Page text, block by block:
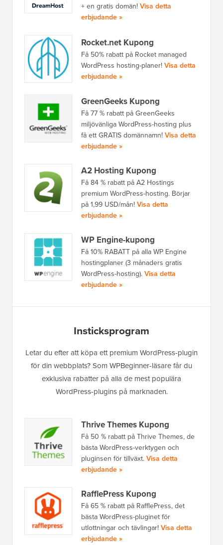
+ en gratis domän!Visa detta
erbjudande »
Rocket.net Kupong
Få 50% rabatt på Rocket managed
WordPress hosting-planer!Visa detta
erbjudande »
GreenGeeks Kupong
Få 77 % rabatt på GreenGeeks
miljövänliga WordPress-hosting plus
få ett GRATIS domännamn!Visa detta
erbjudande »
A2 Hosting Kupong
Få 84 % rabatt på A2 Hostings
premium WordPress-hosting. Börjar
på 1,99 USD/mån!Visa detta
erbjudande »
WP Engine-kupong
Få 10% RABATT på alla WP Engine
hostingplaner (3 månaders gratis
WordPress-hosting).Visa detta
erbjudande »
Insticksprogram
Letar du efter att köpa ett premium WordPress-plugin
för din webbplats? Som WPBeginner-läsare får du
exklusiva rabatter på alla de mest populära
WordPress-plugins på marknaden.
Thrive Themes Kupong
Få 50 % rabatt på Thrive Themes, de
bästa WordPress-verktygen och
pluginsen för tillväxt.Visa detta
erbjudande »
RafflePress Kupong
Få 65 % rabatt på RafflePress, det
bästa WordPress-pluginet för
utlottningar och tävlingar!Visa detta
erbjudande »